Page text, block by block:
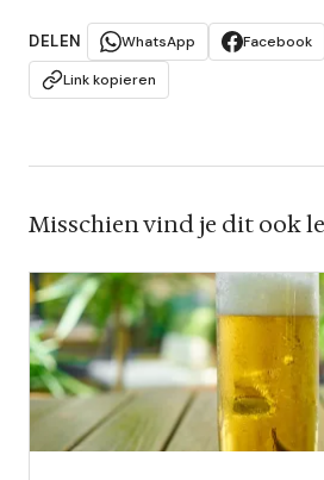
DELEN WhatsApp Facebook
Link kopieren
Misschien vind je dit ook